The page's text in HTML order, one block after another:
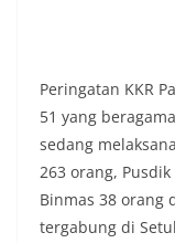
akan
keadaan
bendera,
warning)
Peringatan KKR
51 yang
sedang
263 orang,
Binmas 38 orang
tergabung di